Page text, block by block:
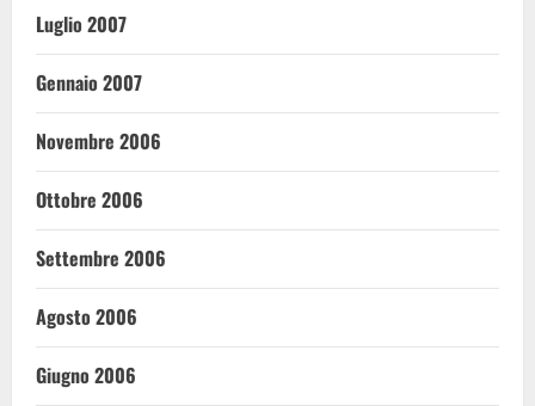
Luglio 2007
Gennaio 2007
Novembre 2006
Ottobre 2006
Settembre 2006
Agosto 2006
Giugno 2006